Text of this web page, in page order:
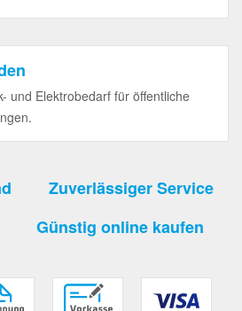
und Elektrobedarf für öffentliche
Zuverlässiger Service
Günstig online kaufen